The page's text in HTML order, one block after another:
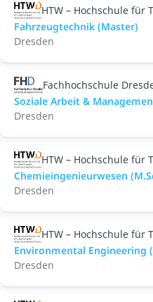
HTW – Hochschule für
Fahrzeugtechnik (Master)
Dresden
Fachhochschule
Soziale Arbeit &
Dresden
HTW – Hochschule für
Chemieingenieurwesen
Dresden
HTW – Hochschule für
Environmental Engineering
Dresden